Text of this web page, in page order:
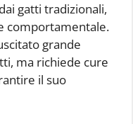
gatti tradizionali,
comportamentale.
grande
ma richiede cure
il suo